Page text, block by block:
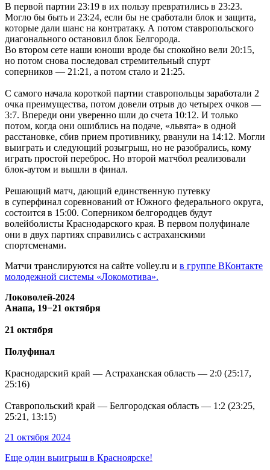
В первой партии 23:19 в их пользу превратились в 23:23.
Могло бы быть и 23:24, если бы не сработали блок и защита,
которые дали шанс на контратаку. А потом ставропольского
диагонального остановил блок Белгорода.
Во втором сете наши юноши вроде бы спокойно вели 20:15,
но потом снова последовал стремительный спурт
соперников — 21:21, а потом стало и 21:25.
С самого начала короткой партии ставропольцы заработали 2
очка преимущества, потом довели отрыв до четырех очков —
3:7. Впереди они уверенно шли до счета 10:12. И только
потом, когда они ошиблись на подаче, «львята» в одной
расстановке, сбив прием противнику, рванули на 14:12. Могли
выиграть и следующий розыгрыш, но не разобрались, кому
играть простой переброс. Но второй матчбол реализовали
блок-аутом и вышли в финал.
Решающий матч, дающий единственную путевку
в суперфинал соревнований от Южного федерального округа,
состоится в 15:00. Соперником белгородцев будут
волейболисты Краснодарского края. В первом полуфинале
они в двух партиях справились с астраханскими
спортсменами.
Матчи транслируются на сайте volley.ru и в группе ВКонтакте
молодежной системы «Локомотива».
Локоволей-2024
Анапа, 19−21 октября
21 октября
Полуфинал
Краснодарский край — Астраханская область — 2:0 (25:17,
25:16)
Ставропольский край — Белгородская область — 1:2 (23:25,
25:21, 13:15)
21 октября 2024
Еще один выигрыш в Красноярске!